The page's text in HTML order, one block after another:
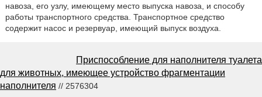
навоза, его узлу, имеющему место выпуска навоза, и способу
работы транспортного средства. Транспортное средство
содержит насос и резервуар, имеющий выпуск воздуха.
Приспособление для наполнителя туалета
для животных, имеющее устройство фрагментации
наполнителя // 2576304